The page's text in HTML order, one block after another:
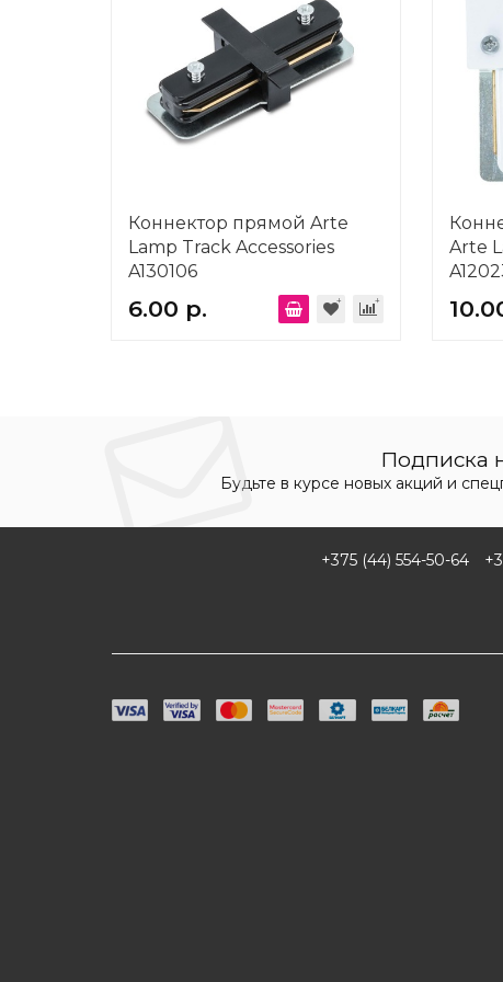
Коннектор прямой Arte
Lamp Track Accessories
A130106
6.00 р.
Arte
Подписка
Будьте в курсе новых акций и
+375 (44) 554-50-64